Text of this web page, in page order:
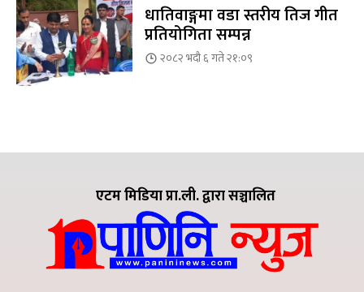
धातिवाङ्गमा वडा स्तरीय तिज गीत
प्रतियोगिता सम्पन्न
२०८२ भदौ ६ गते २१:०९
एटम मिडिया प्रा.ली. द्वारा सञ्चालित